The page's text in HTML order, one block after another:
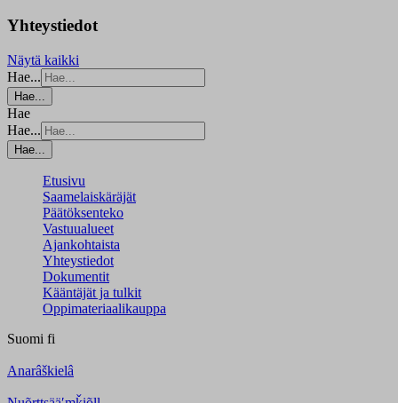
Yhteystiedot
Näytä kaikki
Hae...
Hae...
Hae
Hae...
Hae...
Etusivu
Saamelaiskäräjät
Päätöksenteko
Vastuualueet
Ajankohtaista
Yhteystiedot
Dokumentit
Kääntäjät ja tulkit
Oppimateriaalikauppa
Suomi fi
Anarâškielâ